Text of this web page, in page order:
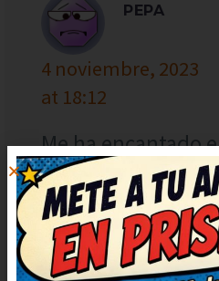
PEPA
4 noviembre, 2023
at 18:12
Me ha encantado
súper ingenioso.
de sonreír, qué
gusto, humor
gracia. ¡Más de